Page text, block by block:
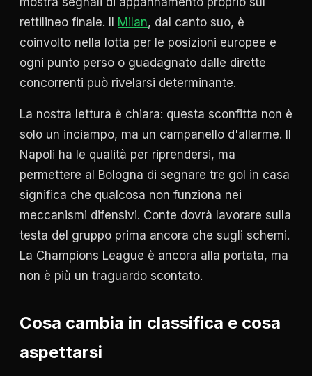
rettilineo finale. Il Milan, dal canto suo, è
coinvolto nella lotta per le posizioni europee e
ogni punto perso o guadagnato dalle dirette
concorrenti può rivelarsi determinante.
La nostra lettura è chiara: questa sconfitta non è
solo un inciampo, ma un campanello d'allarme. Il
Napoli ha le qualità per riprendersi, ma
permettere al Bologna di segnare tre gol in casa
significa che qualcosa non funziona nei
meccanismi difensivi. Conte dovrà lavorare sulla
testa del gruppo prima ancora che sugli schemi.
La Champions League è ancora alla portata, ma
non è più un traguardo scontato.
Cosa cambia in classifica e cosa
aspettarsi